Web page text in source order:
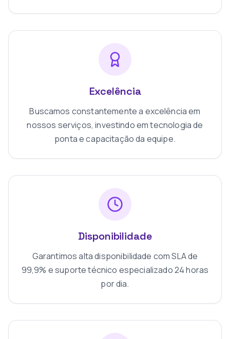
Excelência
Buscamos constantemente a excelência em
nossos serviços, investindo em tecnologia de
ponta e capacitação da equipe.
Disponibilidade
Garantimos alta disponibilidade com SLA de
99,9% e suporte técnico especializado 24 horas
por dia.